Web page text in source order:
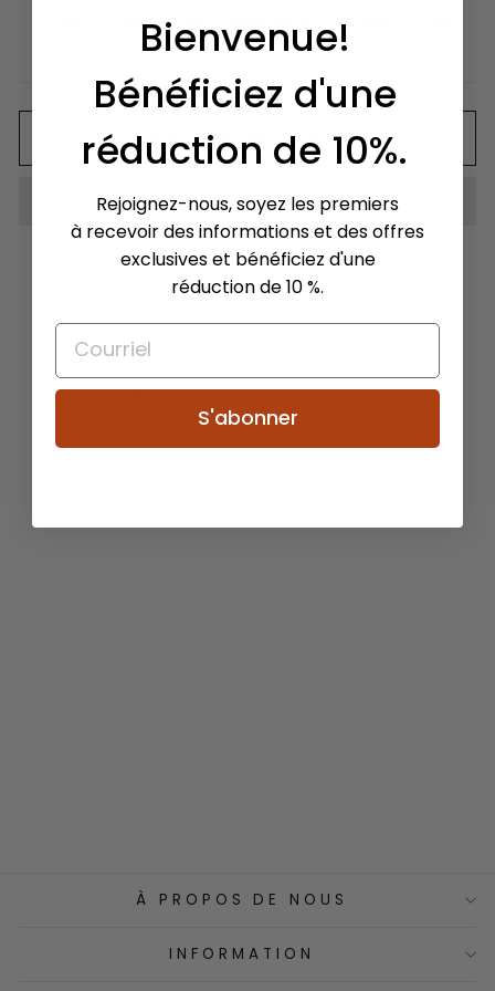
Taxes incluses.
calculés lors du
passage à la caisse.
AJOUTER AU PANIER
Produits connexes
À PROPOS DE NOUS
INFORMATION
Bienvenue!
Bénéficiez d'une
réduction de 10%.
Rejoignez-nous, soyez les premiers
à recevoir des informations et des offres
exclusives et bénéficiez d'une
réduction de 10 %.
S'abonner